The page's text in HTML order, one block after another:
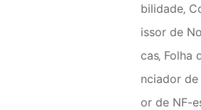
bilidade‚
issor de
cas‚ Folha
nciador de
or de NF-